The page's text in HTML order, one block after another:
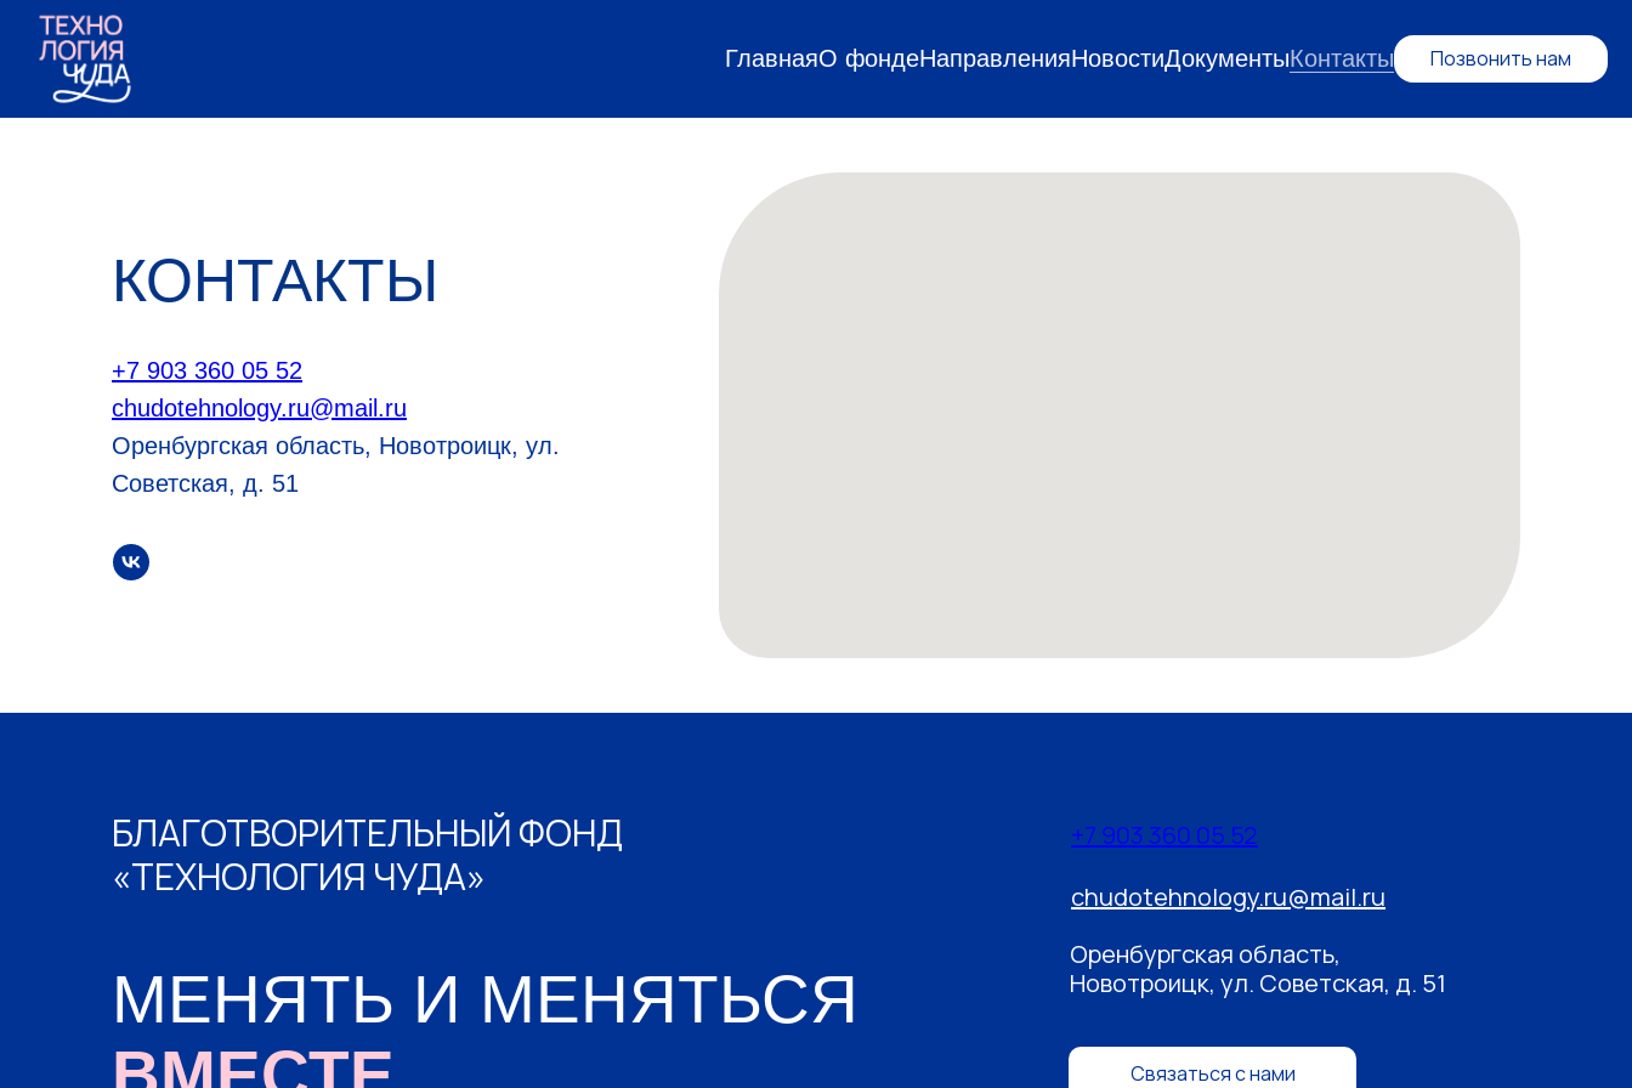
ГлавнаяО фондеНаправленияНовостиДокументыКонтакты Позвонить нам
КОНТАКТЫ
+7 903 360 05 52
chudotehnology.ru@mail.ru
Оренбургская область, Новотроицк, ул.
Советская, д. 51
БЛАГОТВОРИТЕЛЬНЫЙ ФОНД
«ТЕХНОЛОГИЯ ЧУДА»
МЕНЯТЬ И МЕНЯТЬСЯ
+7 903 360 05 52
Оренбургская область,
Новотроицк, ул. Советская, д. 51
Связаться с нами
chudotehnology.ru@mail.ru